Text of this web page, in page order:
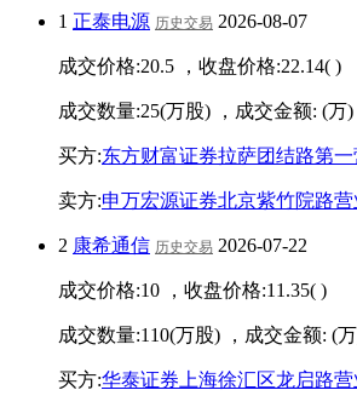
1 正泰电源 历史交易 2026-08-07
成交价格:20.5 ，收盘价格:22.14( )
成交数量:25(万股) ，成交金额: (万)
买方:东方财富证券拉萨团结路第一
卖方:申万宏源证券北京紫竹院路营
2 康希通信 历史交易 2026-07-22
成交价格:10 ，收盘价格:11.35( )
成交数量:110(万股) ，成交金额: (
买方:华泰证券上海徐汇区龙启路营